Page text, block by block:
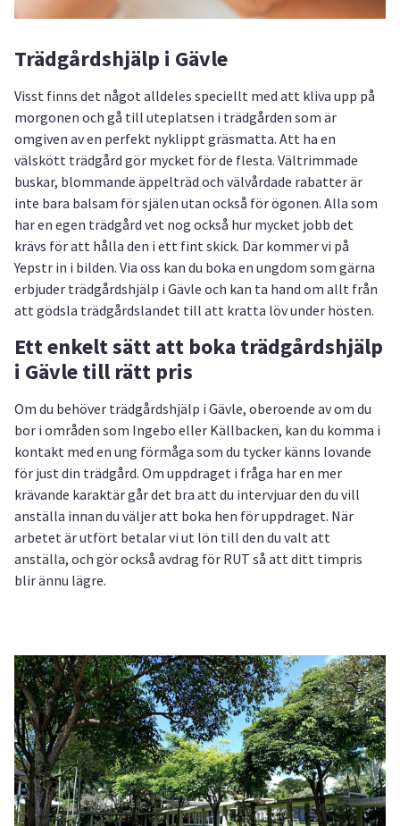
Trädgårdshjälp i Gävle
Visst finns det något alldeles speciellt med att kliva upp på
morgonen och gå till uteplatsen i trädgården som är
omgiven av en perfekt nyklippt gräsmatta. Att ha en
välskött trädgård gör mycket för de flesta. Vältrimmade
buskar, blommande äppelträd och välvårdade rabatter är
inte bara balsam för själen utan också för ögonen. Alla som
har en egen trädgård vet nog också hur mycket jobb det
krävs för att hålla den i ett fint skick. Där kommer vi på
Yepstr in i bilden. Via oss kan du boka en ungdom som gärna
erbjuder trädgårdshjälp i Gävle och kan ta hand om allt från
att gödsla trädgårdslandet till att kratta löv under hösten.
Ett enkelt sätt att boka trädgårdshjälp
i Gävle till rätt pris
Om du behöver trädgårdshjälp i Gävle, oberoende av om du
bor i områden som Ingebo eller Källbacken, kan du komma i
kontakt med en ung förmåga som du tycker känns lovande
för just din trädgård. Om uppdraget i fråga har en mer
krävande karaktär går det bra att du intervjuar den du vill
anställa innan du väljer att boka hen för uppdraget. När
arbetet är utfört betalar vi ut lön till den du valt att
anställa, och gör också avdrag för RUT så att ditt timpris
blir ännu lägre.